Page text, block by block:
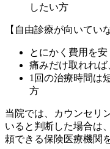
したい方
【自由診療が向いてい
とにかく費用を
痛みだけ取れれ
1回の治療時間は
方
当院では、カウンセリ
いると判断した場合は
頼できる保険医療機関